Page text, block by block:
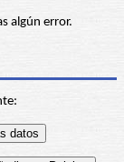
algún error.